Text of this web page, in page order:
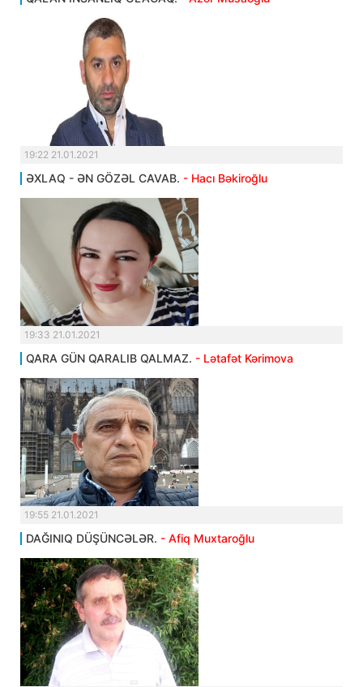
19:22 21.01.2021
ƏXLAQ - ƏN GÖZƏL CAVAB. - Hacı Bəkiroğlu
19:33 21.01.2021
QARA GÜN QARALIB QALMAZ. - Lətafət Kərimova
19:55 21.01.2021
DAĞINIQ DÜŞÜNCƏLƏR. - Afiq Muxtaroğlu